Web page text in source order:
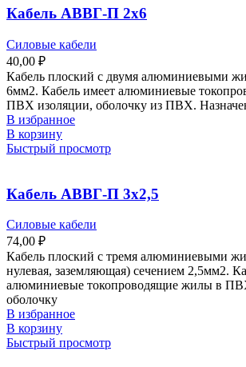
Кабель АВВГ-П 2х6
Силовые кабели
40,00 ₽
Кабель плоский с двумя алюминиевыми
6мм2. Кабель имеет алюминиевые
ПВХ изоляции, оболочку из ПВХ.
В избранное
В корзину
Быстрый просмотр
Кабель АВВГ-П 3х2,5
Силовые кабели
74,00 ₽
Кабель плоский с тремя алюминиевыми
нулевая, заземляющая) сечением 2,5мм2.
алюминиевые токопроводящие жилы в
оболочку
В избранное
В корзину
Быстрый просмотр